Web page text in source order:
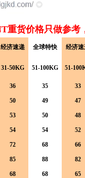
重货价格只做参考
经济速递 全球特快 经济
31-50KG 51-100KG 51-
36 35 33
50 49 47
53 50 48
54 54 52
72 68 66
85 88 82
68 68 65
全面解析分类信息网的